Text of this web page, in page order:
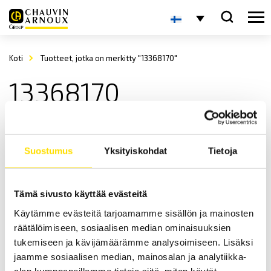
Suostumus Yksityiskohdat Tietoja
Tämä sivusto käyttää evästeitä
Käytämme evästeitä tarjoamamme sisällön ja mainosten
räätälöimiseen, sosiaalisen median ominaisuuksien
tukemiseen ja kävijämäärämme analysoimiseen. Lisäksi
jaamme sosiaalisen median, mainosalan ja analytiikka-
Koti Tuotteet, jotka on merkitty "13368170"
13368170
Fujifilm PRESCALE paineherkkä mittauskalvo (rulla)
paineenjakauman mittaamiseen.